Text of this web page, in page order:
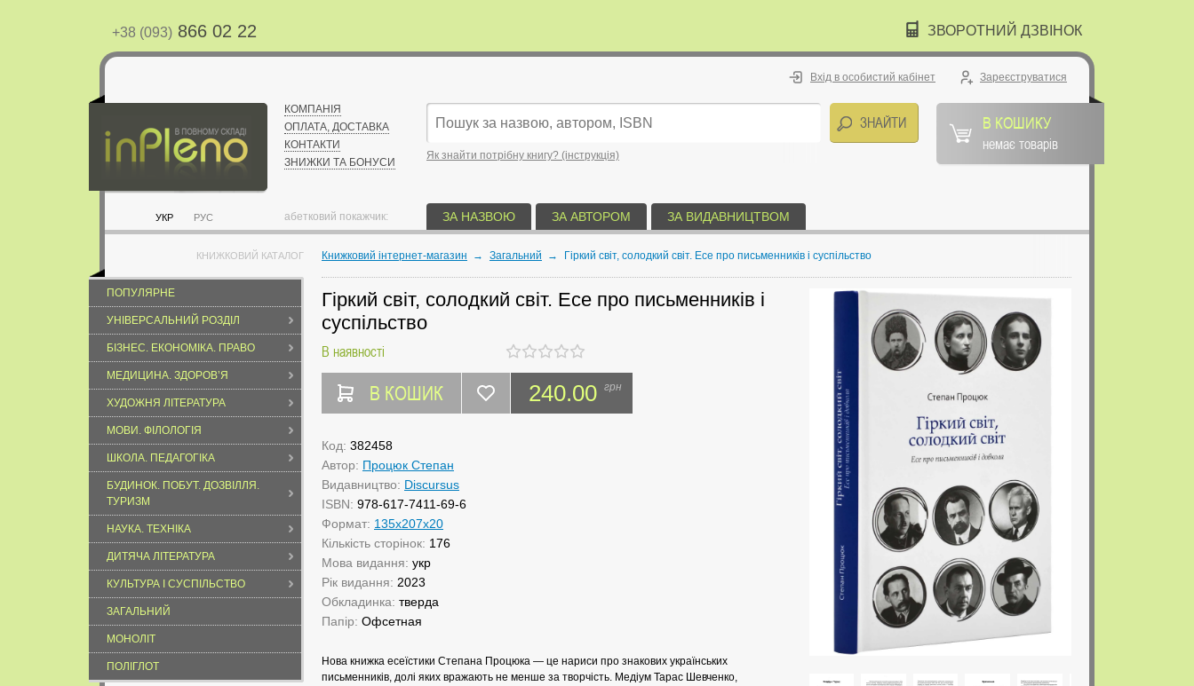
+38 (093) 866 02 22 ЗВОРОТНИЙ ДЗВІНОК
УКР РУС
КОМПАНІЯ
ОПЛАТА, ДОСТАВКА
КОНТАКТИ
ЗНИЖКИ ТА БОНУСИ
Вхід в особистий кабінет Зареєструватися
Як знайти потрібну книгу? (інструкція)
В КОШИКУ
немає товарів
абетковий покажчик: ЗА НАЗВОЮ ЗА АВТОРОМ ЗА ВИДАВНИЦТВОМ
КНИЖКОВИЙ КАТАЛОГ
ПОПУЛЯРНЕ
УНІВЕРСАЛЬНИЙ РОЗДІЛ
БІЗНЕС. ЕКОНОМІКА. ПРАВО
МЕДИЦИНА. ЗДОРОВ’Я
ХУДОЖНЯ ЛІТЕРАТУРА
МОВИ. ФІЛОЛОГІЯ
ШКОЛА. ПЕДАГОГІКА
БУДИНОК. ПОБУТ. ДОЗВІЛЛЯ.
ТУРИЗМ
НАУКА. ТЕХНІКА
ДИТЯЧА ЛІТЕРАТУРА
КУЛЬТУРА І СУСПІЛЬСТВО
ЗАГАЛЬНИЙ
МОНОЛІТ
ПОЛІГЛОТ
Книжковий інтернет-магазин → Загальний → Гіркий світ, солодкий світ. Есе про письменників і суспільство
Гіркий світ, солодкий світ. Есе про письменників і
суспільство
В наявності
В КОШИК 240.00 грн
Код: 382458
Автор: Процюк Степан
Видавництво: Discursus
ISBN: 978-617-7411-69-6
Формат: 135х207х20
Кількість сторінок: 176
Мова видання: укр
Рік видання: 2023
Обкладинка: тверда
Папір: Офсетная
Нова книжка есеїстики Степана Процюка — це нариси про знакових українських
письменників, долі яких вражають не менше за творчість. Медіум Тарас Шевченко,